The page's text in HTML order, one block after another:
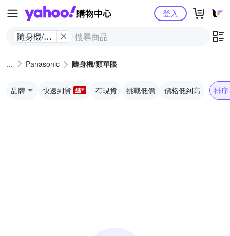
Yahoo購物中心
隨身機/類
登入
Panasonic 隨身機/類單眼
品牌 快速到貨 有現貨 挑戰低價 價格低到高 排序